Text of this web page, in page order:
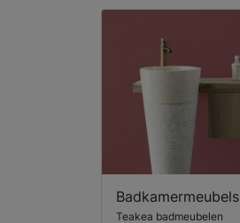
Badkamermeubels
Teakea badmeubelen